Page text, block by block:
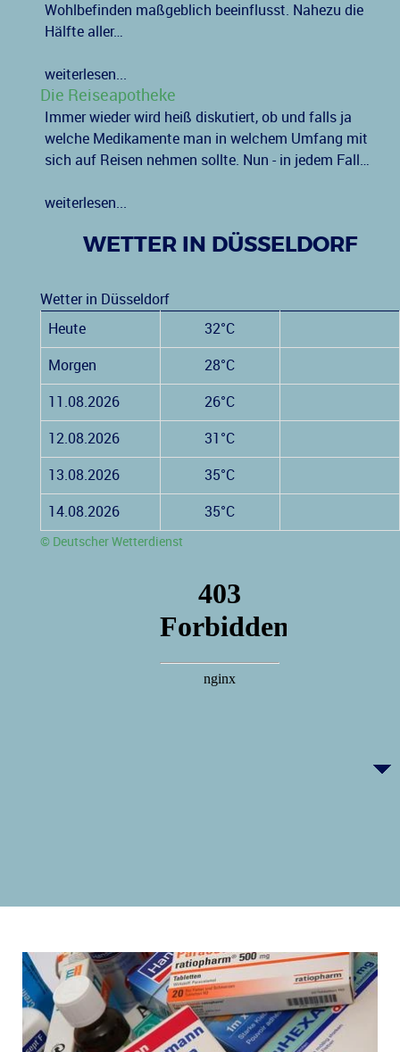
Wohlbefinden maßgeblich beeinflusst. Nahezu die
Hälfte aller…
weiterlesen...
Die Reiseapotheke
Immer wieder wird heiß diskutiert, ob und falls ja
welche Medikamente man in welchem Umfang mit
sich auf Reisen nehmen sollte. Nun - in jedem Fall…
weiterlesen...
WETTER IN DÜSSELDORF
Wetter in Düsseldorf
Heute
32°C
Morgen 28°C
11.08.2026 26°C
12.08.2026 31°C
13.08.2026 35°C
14.08.2026 35°C
© Deutscher Wetterdienst